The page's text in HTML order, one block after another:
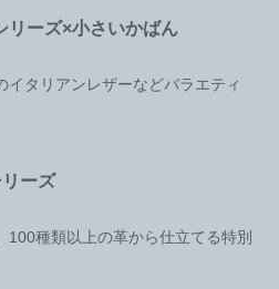
リーズ×小さいかばん
イタリアンレザーなどバラエティ
ーズ
100種類以上の革から仕立てる特別